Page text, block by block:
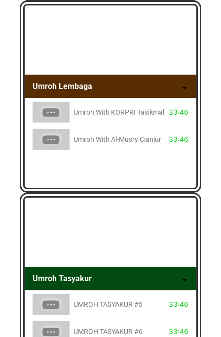
Umroh Lembaga
Umroh With KORPRI Tasikmalaya33:46
Umroh With Al-Musry Cianjur 33:46
Umroh Tasyakur
UMROH TASYAKUR #5 33:46
UMROH TASYAKUR #6 33:46